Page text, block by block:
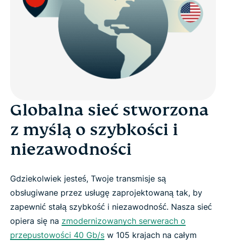
Globalna sieć stworzona
z myślą o szybkości i
niezawodności
Gdziekolwiek jesteś, Twoje transmisje są
obsługiwane przez usługę zaprojektowaną tak, by
zapewnić stałą szybkość i niezawodność. Nasza sieć
opiera się na zmodernizowanych serwerach o
przepustowości 40 Gb/s w 105 krajach na całym